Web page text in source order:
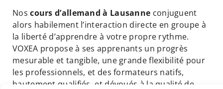
Noscours d’allemand à Lausanne conjuguent
alors habilement l’interaction directe en groupe à
la liberté d’apprendre à votre propre rythme.
VOXEA propose à ses apprenants un progrès
mesurable et tangible, une grande flexibilité pour
les professionnels, et des formateurs natifs,
hautement qualifiés, et dévoués à la qualité de